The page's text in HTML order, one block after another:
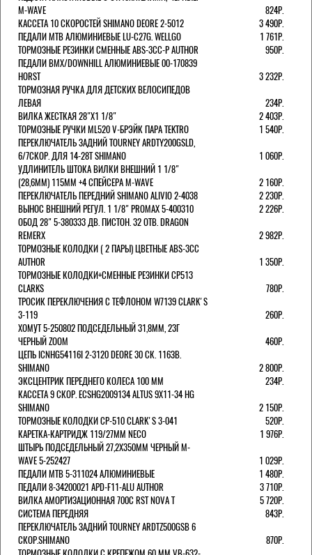
M-WAVE
824Р.
КАССЕТА 10 СКОРОСТЕЙ SHIMANO DEORE 2-5012
3 490Р.
ПЕДАЛИ MTB АЛЮМИНИЕВЫЕ LU-C27G. WELLGO
1 761Р.
ТОРМОЗНЫЕ РЕЗИНКИ СМЕННЫЕ ABS-3CC-P AUTHOR
950Р.
ПЕДАЛИ BMX/DOWNHILL АЛЮМИНИЕВЫЕ 00-170839
HORST
3 232Р.
ТОРМОЗНАЯ РУЧКА ДЛЯ ДЕТСКИХ ВЕЛОСИПЕДОВ
ЛЕВАЯ
234Р.
ВИЛКА ЖЕСТКАЯ 28"Х1 1/8"
2 403Р.
ТОРМОЗНЫЕ РУЧКИ ML520 V-БРЭЙК ПАРА TEKTRO
1 540Р.
ПЕРЕКЛЮЧАТЕЛЬ ЗАДНИЙ TOURNEY ARDTY200GSLD,
6/7СКОР. ДЛЯ 14-28T SHIMANO
1 060Р.
УДЛИНИТЕЛЬ ШТОКА ВИЛКИ ВНЕШНИЙ 1 1/8"
(28,6ММ) 115ММ +4 СПЕЙСЕРА M-WAVE
2 160Р.
ПЕРЕКЛЮЧАТЕЛЬ ПЕРЕДНИЙ SHIMANO ALIVIO 2-4038
2 230Р.
ВЫНОС ВНЕШНИЙ РЕГУЛ. 1 1/8" PROMAX 5-400310
2 226Р.
ОБОД 28" 5-380333 ДВ. ПИСТОН. 32 ОТВ. DRAGON
REMERX
2 982Р.
ТОРМОЗНЫЕ КОЛОДКИ ( 2 ПАРЫ) ЦВЕТНЫЕ ABS-3CC
AUTHOR
1 350Р.
ТОРМОЗНЫЕ КОЛОДКИ+СМЕННЫЕ РЕЗИНКИ CP513
CLARKS
780Р.
ТРОСИК ПЕРЕКЛЮЧЕНИЯ С ТЕФЛОНОМ W7139 СLARK'S
3-119
260Р.
ХОМУТ 5-250802 ПОДСЕДЕЛЬНЫЙ 31,8ММ, 23Г
ЧЕРНЫЙ ZOOM
460Р.
ЦЕПЬ ICNHG54116I 2-3120 DEORE 30 СК. 116ЗВ.
SHIMANO
2 800Р.
ЭКСЦЕНТРИК ПЕРЕДНЕГО КОЛЕСА 100 ММ
234Р.
КАССЕТА 9 СКОР. ECSHG2009134 ALTUS 9Х11-34 HG
SHIMANO
2 150Р.
ТОРМОЗНЫЕ КОЛОДКИ CP-510 CLARK'S 3-041
520Р.
КАРЕТКА-КАРТРИДЖ 119/27ММ NECO
1 976Р.
ШТЫРЬ ПОДСЕДЕЛЬНЫЙ 27,2Х350ММ ЧЕРНЫЙ M-
WAVE 5-252427
1 029Р.
ПЕДАЛИ MTB 5-311024 АЛЮМИНИЕВЫЕ
1 480Р.
ПЕДАЛИ 8-34200021 APD-F11-ALU AUTHOR
3 710Р.
ВИЛКА АМОРТИЗАЦИОННАЯ 700С RST NOVA T
5 720Р.
СИСТЕМА ПЕРЕДНЯЯ
843Р.
ПЕРЕКЛЮЧАТЕЛЬ ЗАДНИЙ TOURNEY ARDTZ500GSB 6
СКОР.SHIMANO
870Р.